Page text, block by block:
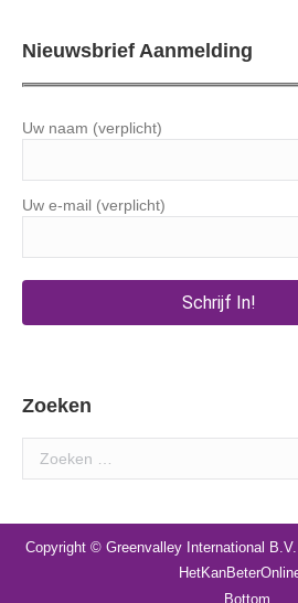
Nieuwsbrief Aanmelding
Uw naam (verplicht)
Uw e-mail (verplicht)
Zoeken
Search:
Copyright © Greenvalley International
Bottom